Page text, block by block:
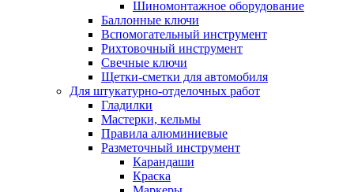
Шиномонтажное оборудование
Баллонные ключи
Вспомогательный инструмент
Рихтовочный инструмент
Свечные ключи
Щетки-сметки для автомобиля
Для штукатурно-отделочных работ
Гладилки
Мастерки, кельмы
Правила алюминиевые
Разметочный инструмент
Карандаши
Краска